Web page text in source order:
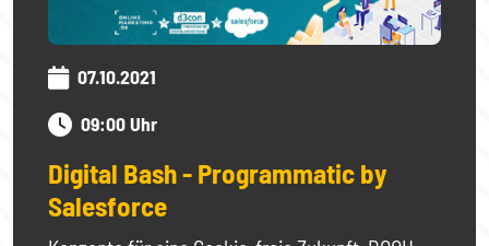
07.10.2021
09:00 Uhr
Digital Bash - Programmatic by
Salesforce